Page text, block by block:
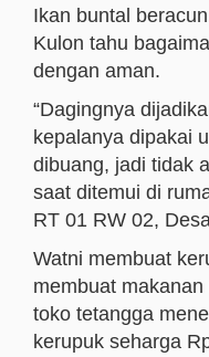
Ikan buntal
Kulon tahu
dengan aman.
“Dagingnya
kepalanya dipakai
dibuang, jadi tidak
saat ditemui di
RT 01 RW 02,
Watni membuat
membuat
toko tetangga
kerupuk seharga